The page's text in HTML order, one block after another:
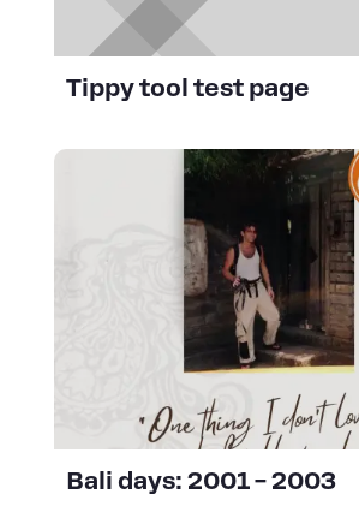
Tippy tool test page
Bali days: 2001 – 2003